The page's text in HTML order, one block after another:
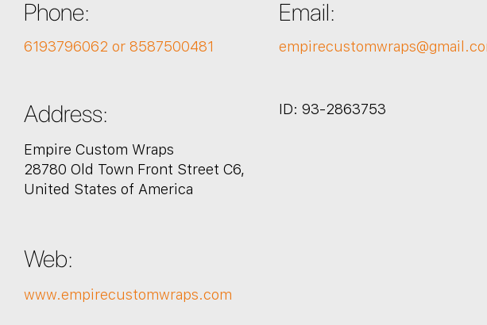
Phone:
6193796062 or 8587500481
Email:
Address:
Empire Custom Wraps
28780 Old Town Front Street C6,
United States of America
ID: 93-2863753
Web:
www.empirecustomwraps.com